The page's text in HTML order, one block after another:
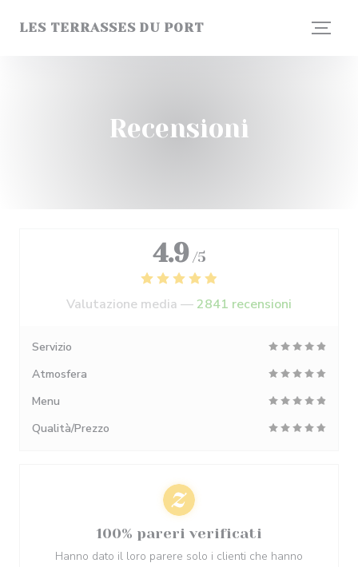
LES TERRASSES DU PORT
Recensioni
4.9 /5
Valutazione media — 2841 recensioni
Servizio
Atmosfera
Menu
Qualità/Prezzo
100% pareri verificati
Hanno dato il loro parere solo i clienti che hanno